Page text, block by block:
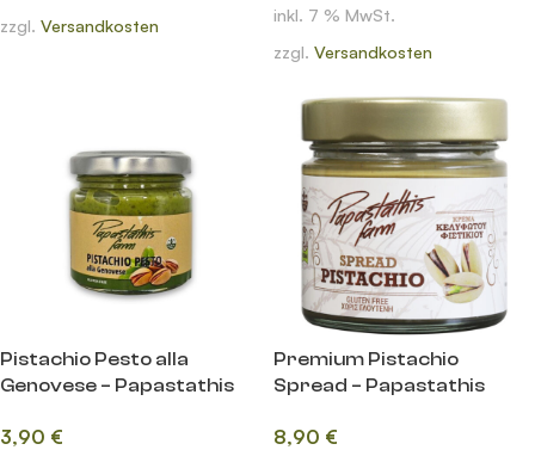
zzgl. Versandkosten
inkl. 7 % MwSt.
zzgl. Versandkosten
Pistachio Pesto alla
Genovese – Papastathis
3,90 €
Premium Pistachio
Spread – Papastathis
8,90 €